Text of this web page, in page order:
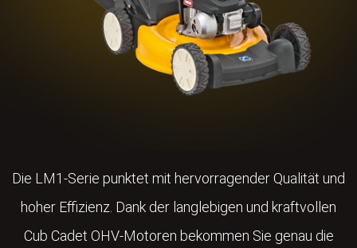
Die LM1-Serie punktet mit hervorragender Qualität und
hoher Effizienz. Dank der langlebigen und kraftvollen
Cub Cadet OHV-Motoren bekommen Sie genau die